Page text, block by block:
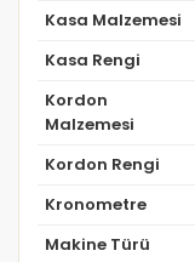
Kasa Malzemesi
Kasa Rengi
Kordon
Malzemesi
Kordon Rengi
Kronometre
Makine Türü